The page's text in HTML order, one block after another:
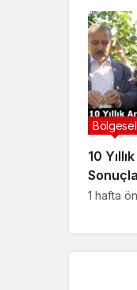
İÇİN
10
Doğru
Bölgesel
1 hafta